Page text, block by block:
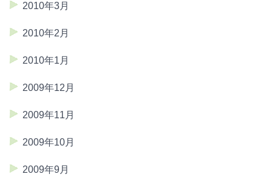
2010年3月
2010年2月
2010年1月
2009年12月
2009年11月
2009年10月
2009年9月